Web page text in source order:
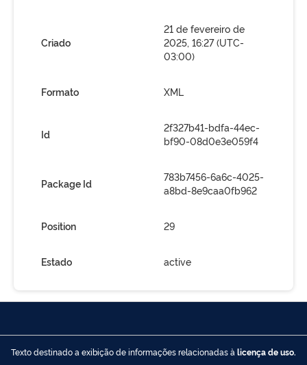
Criado
21 de fevereiro de
2025, 16:27 (UTC-
03:00)
Formato XML
Id
2f327b41-bdfa-44ec-
bf90-08d0e3e059f4
Package Id
783b7456-6a6c-4025-
a8bd-8e9caa0fb962
Position 29
Estado active
Texto destinado a exibição de informações relacionadas à licença de uso.